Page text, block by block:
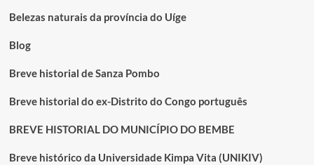
Ntoni
Belezas naturais da província do Uíge
Blog
Breve historial de Sanza Pombo
Breve historial do ex-Distrito do Congo português
BREVE HISTORIAL DO MUNICÍPIO DO BEMBE
Breve histórico da Universidade Kimpa Vita (UNIKIV)